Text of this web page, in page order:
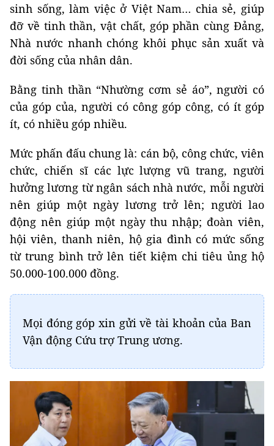
sinh sống, làm việc ở Việt Nam… chia sẻ, giúp
đỡ về tinh thần, vật chất, góp phần cùng Đảng,
Nhà nước nhanh chóng khôi phục sản xuất và
đời sống của nhân dân.
Bằng tinh thần “Nhường cơm sẻ áo”, người có
của góp của, người có công góp công, có ít góp
ít, có nhiều góp nhiều.
Mức phấn đấu chung là: cán bộ, công chức, viên
chức, chiến sĩ các lực lượng vũ trang, người
hưởng lương từ ngân sách nhà nước, mỗi người
nên giúp một ngày lương trở lên; người lao
động nên giúp một ngày thu nhập; đoàn viên,
hội viên, thanh niên, hộ gia đình có mức sống
từ trung bình trở lên tiết kiệm chi tiêu ủng hộ
50.000-100.000 đồng.
Mọi đóng góp xin gửi về tài khoản của Ban
Vận động Cứu trợ Trung ương.